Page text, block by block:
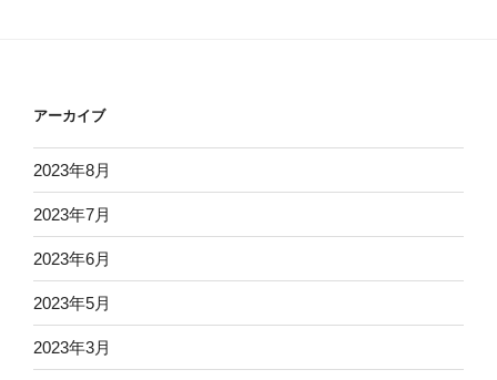
アーカイブ
2023年8月
2023年7月
2023年6月
2023年5月
2023年3月